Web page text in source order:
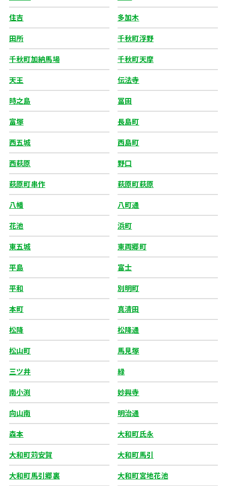
住吉 多加木
田所 千秋町浮野
千秋町加納馬場 千秋町天摩
天王 伝法寺
時之島 冨田
富塚 長島町
西五城 西島町
西萩原 野口
萩原町串作 萩原町萩原
八幡 八町通
花池 浜町
東五城 東両郷町
平島 富士
平和 別明町
本町 真清田
松降 松降通
松山町 馬見塚
三ツ井 緑
南小渕 妙興寺
向山南 明治通
森本 大和町氏永
大和町苅安賀 大和町馬引
大和町馬引郷裏 大和町宮地花池